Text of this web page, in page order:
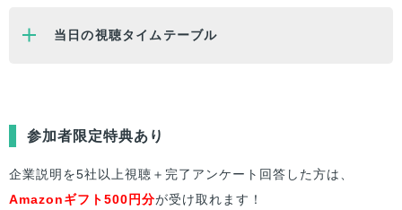
当日の視聴タイムテーブル
参加者限定特典あり
企業説明を5社以上視聴＋完了アンケート回答した方は、
Amazonギフト500円分が受け取れます！